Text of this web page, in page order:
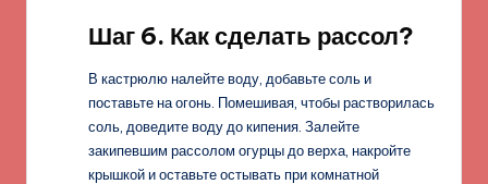
Шаг 6. Как сделать рассол?
В кастрюлю налейте воду, добавьте соль и
поставьте на огонь. Помешивая, чтобы растворилась
соль, доведите воду до кипения. Залейте
закипевшим рассолом огурцы до верха, накройте
крышкой и оставьте остывать при комнатной